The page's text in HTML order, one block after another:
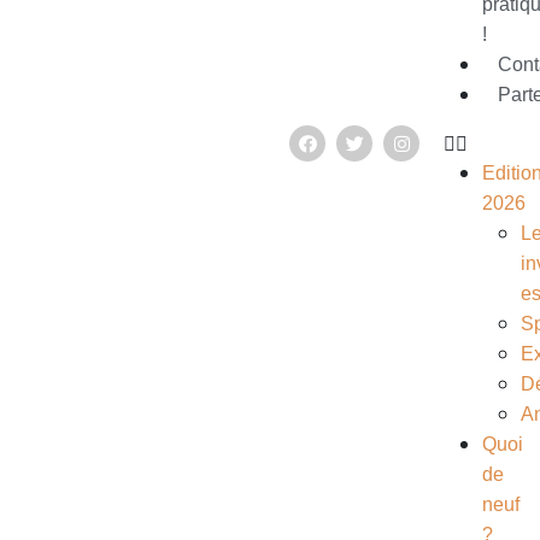
!
2026
Quoi
de
neuf
?